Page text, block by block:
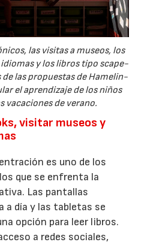
las visitas a museos, los
y los libros tipo scape-
las propuestas de Hamelin-
el aprendizaje de los niños
vacaciones de verano.
visitar museos y
es uno de los
que se enfrenta la
Las pantallas
a día y las tabletas se
opción para leer libros.
a redes sociales,